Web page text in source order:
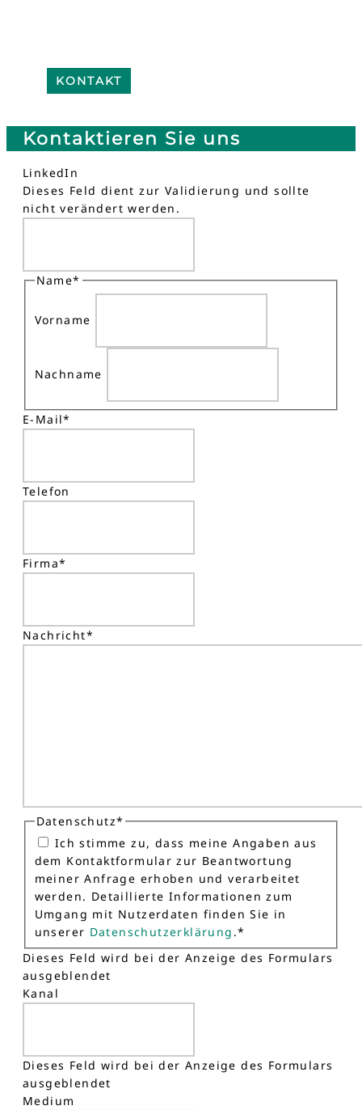
KONTAKT
Kontaktieren Sie uns
LinkedIn
Dieses Feld dient zur Validierung und sollte
nicht verändert werden.
Name*
Vorname
Nachname
E-Mail*
Telefon
Firma*
Nachricht*
Datenschutz*
Ich stimme zu, dass meine Angaben aus
dem Kontaktformular zur Beantwortung
meiner Anfrage erhoben und verarbeitet
werden. Detaillierte Informationen zum
Umgang mit Nutzerdaten finden Sie in
unserer Datenschutzerklärung .*
Dieses Feld wird bei der Anzeige des Formulars
ausgeblendet
Kanal
Dieses Feld wird bei der Anzeige des Formulars
ausgeblendet
Medium